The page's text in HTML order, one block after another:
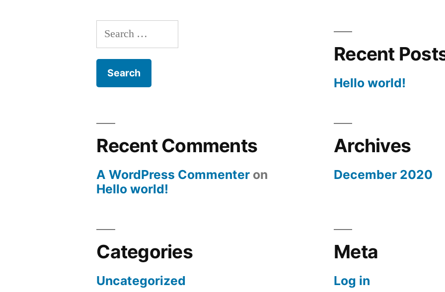
Search
for:
Recent
Hello world!
Recent Comments
A WordPress Commenter on
Hello world!
Archives
December 2020
Categories
Uncategorized
Meta
Log in